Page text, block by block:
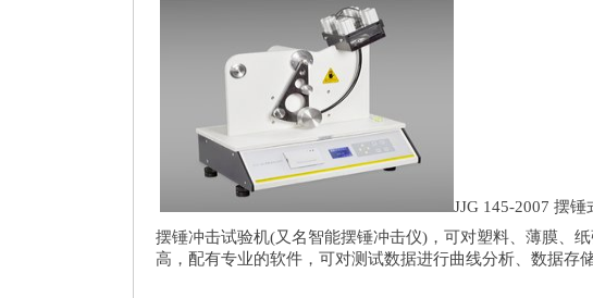
JJG 145-2007 摆锤
摆锤冲击试验机(又名智能摆锤冲击仪)，可对塑料、薄膜、
高，配有专业的软件，可对测试数据进行曲线分析、数据存